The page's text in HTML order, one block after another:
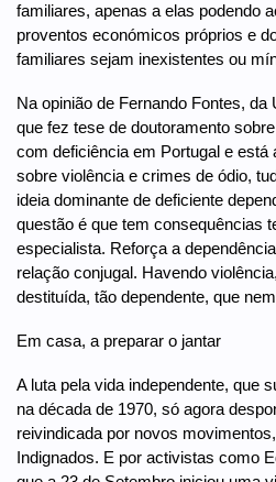
familiares, apenas a elas podendo
proventos económicos próprios e
familiares sejam inexistentes ou
Na opinião de Fernando Fontes, da
que fez tese de doutoramento
com deficiência em Portugal e está
sobre violência e crimes de ódio,
ideia dominante de deficiente
questão é que tem consequências
especialista. Reforça a
relação conjugal. Havendo
destituída, tão dependente, que
Em casa, a preparar o jantar
A luta pela vida independente, que
na década de 1970, só agora
reivindicada por novos
Indignados. E por activistas como